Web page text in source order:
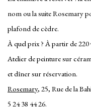
nom ou la suite Rosemary
plafond de cèdre.
À quel prix ? À partir de
Atelier de peinture sur
et dîner sur réservation.
Rosemary, 25, Rue de la
5 24 38 44 26.